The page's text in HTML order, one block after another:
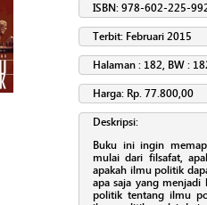
ISBN: 978-602-225-
Terbit: Februari 2015
Halaman : 182, BW :
Harga: Rp. 77.800,00
Deskripsi:
Buku ini ingin
mulai dari filsafat,
apakah ilmu politik
apa saja yang menjadi
politik tentang ilmu